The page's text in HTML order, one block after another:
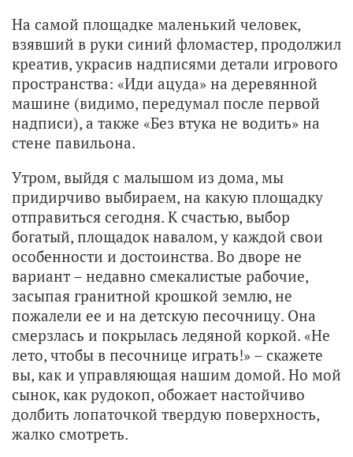
На самой площадке маленький человек,
взявший в руки синий фломастер, продолжил
креатив, украсив надписями детали игрового
пространства: «Иди ацуда» на деревянной
машине (видимо, передумал после первой
надписи), а также «Без втука не водить» на
стене павильона.
Утром, выйдя с малышом из дома, мы
придирчиво выбираем, на какую площадку
отправиться сегодня. К счастью, выбор
богатый, площадок навалом, у каждой свои
особенности и достоинства. Во дворе не
вариант – недавно смекалистые рабочие,
засыпая гранитной крошкой землю, не
пожалели ее и на детскую песочницу. Она
смерзлась и покрылась ледяной коркой. «Не
лето, чтобы в песочнице играть!» – скажете
вы, как и управляющая нашим домой. Но мой
сынок, как рудокоп, обожает настойчиво
долбить лопаточкой твердую поверхность,
жалко смотреть.